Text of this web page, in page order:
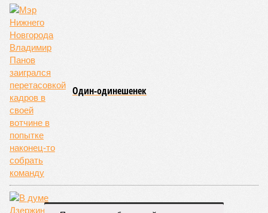
Один-одинешенек